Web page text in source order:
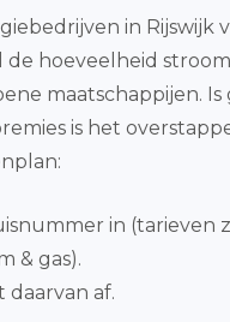
in
hoeveelheid
maatschappijen.
is het
in (tarieven
& gas).
af.